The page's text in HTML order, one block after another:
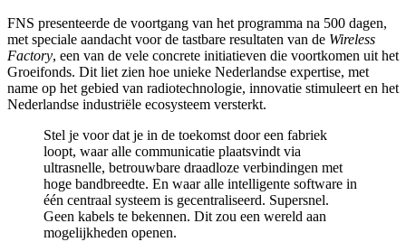
FNS presenteerde de voortgang van het programma na 500 dagen,
met speciale aandacht voor de tastbare resultaten van de Wireless
Factory, een van de vele concrete initiatieven die voortkomen uit het
Groeifonds. Dit liet zien hoe unieke Nederlandse expertise, met
name op het gebied van radiotechnologie, innovatie stimuleert en het
Nederlandse industriële ecosysteem versterkt.
Stel je voor dat je in de toekomst door een fabriek
loopt, waar alle communicatie plaatsvindt via
ultrasnelle, betrouwbare draadloze verbindingen met
hoge bandbreedte. En waar alle intelligente software in
één centraal systeem is gecentraliseerd. Supersnel.
Geen kabels te bekennen. Dit zou een wereld aan
mogelijkheden openen.